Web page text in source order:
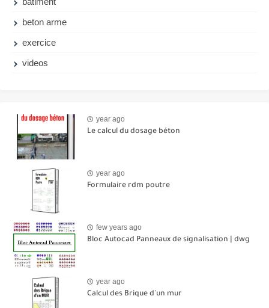
beton arme
exercice
videos
year ago
Le calcul du dosage béton
year ago
Formulaire rdm poutre
few years ago
Bloc Autocad Panneaux de signalisation | dwg
year ago
Calcul des Brique d'un mur